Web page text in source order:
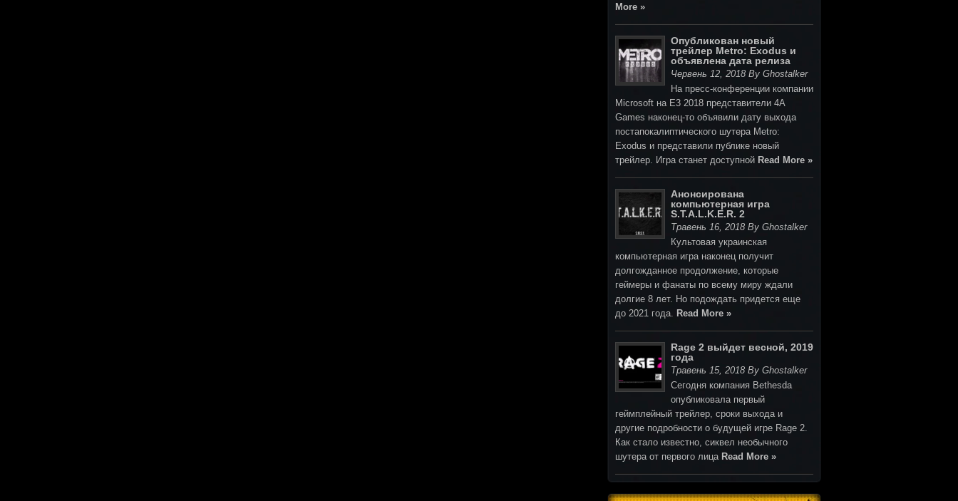
More »
Опубликован новый
трейлер Metro: Exodus и
объявлена дата релиза
Червень 12, 2018 By Ghostalker
На пресс-конференции компании
Microsoft на E3 2018 представители 4A
Games наконец-то объявили дату выхода
постапокалиптического шутера Metro:
Exodus и представили публике новый
трейлер. Игра станет доступной Read More »
Анонсирована
компьютерная игра
S.T.A.L.K.E.R. 2
Травень 16, 2018 By Ghostalker
Культовая украинская
компьютерная игра наконец получит
долгожданное продолжение, которые
геймеры и фанаты по всему миру ждали
долгие 8 лет. Но подождать придется еще
до 2021 года. Read More »
Rage 2 выйдет весной, 2019
года
Травень 15, 2018 By Ghostalker
Cегодня компания Bethesda
опубликовала первый
геймплейный трейлер, сроки выхода и
другие подробности о будущей игре Rage 2.
Как стало известно, сиквел необычного
шутера от первого лица Read More »